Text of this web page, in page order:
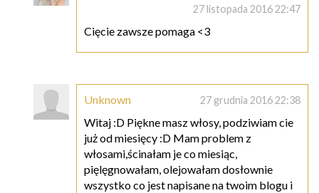
27 listopada 2016 22:47
Cięcie zawsze pomaga <3
Unknown 27 grudnia 2016 22:38
Witaj :D Piękne masz włosy, podziwiam cie
już od miesięcy :D Mam problem z
włosami,ścinałam je co miesiąc,
pięlęgnowałam, olejowałam dosłownie
wszystko co jest napisane na twoim blogu i